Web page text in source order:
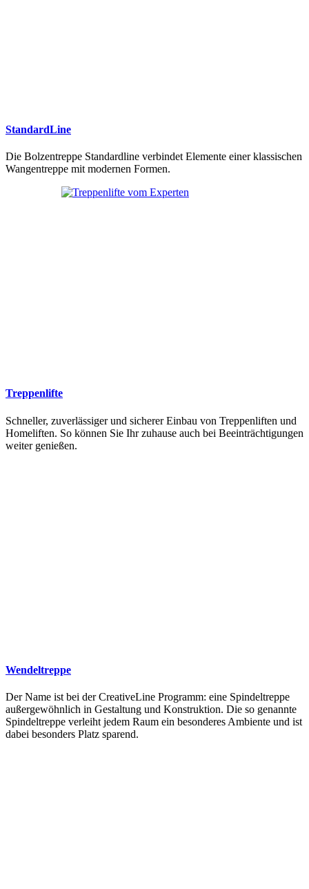
StandardLine
Die Bolzentreppe Standardline verbindet Elemente einer klassischen
Wangentreppe mit modernen Formen.
Treppenlifte
Schneller, zuverlässiger und sicherer Einbau von Treppenliften und
Homeliften. So können Sie Ihr zuhause auch bei Beeinträchtigungen
weiter genießen.
Wendeltreppe
Der Name ist bei der CreativeLine Programm: eine Spindeltreppe
außergewöhnlich in Gestaltung und Konstruktion. Die so genannte
Spindeltreppe verleiht jedem Raum ein besonderes Ambiente und ist
dabei besonders Platz sparend.